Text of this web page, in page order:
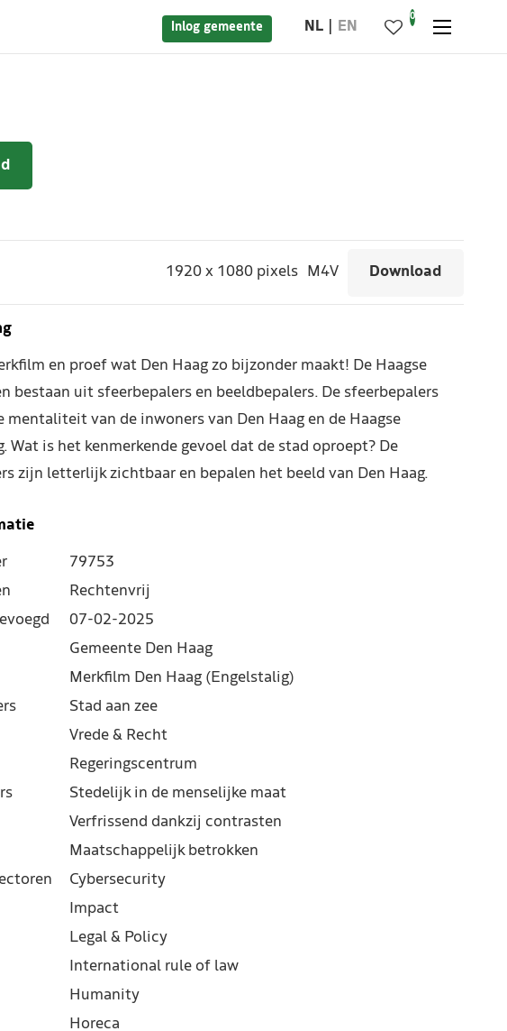
Inlog gemeente NL EN
0
1920 x 1080 pixels M4V Download
en proef wat Den Haag zo bijzonder maakt! De Haagse
bestaan uit sfeerbepalers en beeldbepalers. De sfeerbepalers
mentaliteit van de inwoners van Den Haag en de Haagse
Wat is het kenmerkende gevoel dat de stad oproept? De
zijn letterlijk zichtbaar en bepalen het beeld van Den Haag.
79753
Rechtenvrij
07-02-2025
Gemeente Den Haag
Merkfilm Den Haag (Engelstalig)
Stad aan zee
Vrede & Recht
Regeringscentrum
Stedelijk in de menselijke maat
Verfrissend dankzij contrasten
Maatschappelijk betrokken
Cybersecurity
Impact
Legal & Policy
International rule of law
Humanity
Horeca